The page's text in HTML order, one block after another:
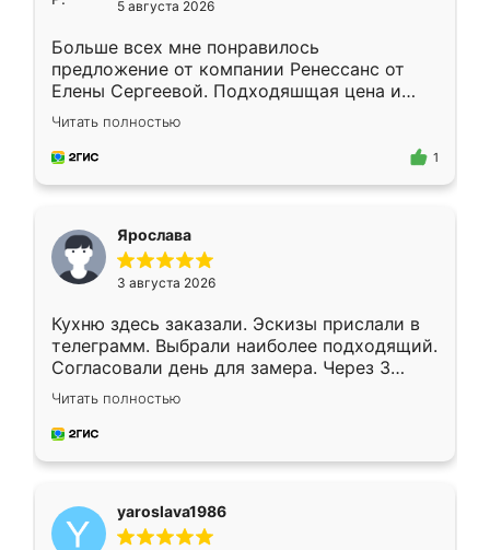
5 августа 2026
Больше всех мне понравилось
предложение от компании Ренессанс от
Елены Сергеевой. Подходяшщая цена и
короткие сроки изготовления. Приехавший
для замера сотрудник Владислав
предложил по моему эскизу самый
Читать полностью
1
Ярослава
3 августа 2026
Кухню здесь заказали. Эскизы прислали в
телеграмм. Выбрали наиболее подходящий.
Согласовали день для замера. Через 3
недели кухня была уже готова. Остались
довольны работой. Спасибо Ренессанс
мебель за качественную работу!
Читать полностью
yaroslava1986